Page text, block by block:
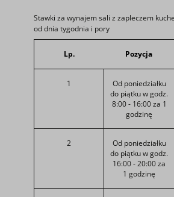
Stawki za wynajem sali z zapleczem
od dnia tygodnia i pory
Lp. Pozycja
1
Od poniedziałku
do piątku w godz.
8:00 - 16:00 za 1
godzinę
2
Od poniedziałku
do piątku w godz.
16:00 - 20:00 za
1 godzinę